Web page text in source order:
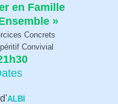
en Famille
»
Concrets
Convivial
ALBI